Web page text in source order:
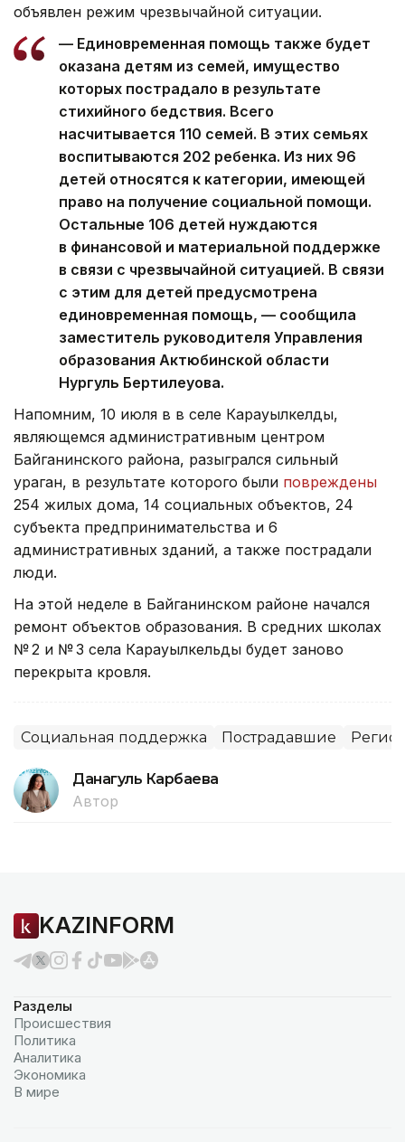
объявлен режим чрезвычайной ситуации.
— Единовременная помощь также будет
оказана детям из семей, имущество
которых пострадало в результате
стихийного бедствия. Всего
насчитывается 110 семей. В этих семьях
воспитываются 202 ребенка. Из них 96
детей относятся к категории, имеющей
право на получение социальной помощи.
Остальные 106 детей нуждаются
в финансовой и материальной поддержке
в связи с чрезвычайной ситуацией. В связи
с этим для детей предусмотрена
единовременная помощь, — сообщила
заместитель руководителя Управления
образования Актюбинской области
Нургуль Бертилеуова.
Напомним, 10 июля в в селе Карауылкелды,
являющемся административным центром
Байганинского района, разыгрался сильный
ураган, в результате которого были повреждены
254 жилых дома, 14 социальных объектов, 24
субъекта предпринимательства и 6
административных зданий, а также пострадали
люди.
На этой неделе в Байганинском районе начался
ремонт объектов образования. В средних школах
№ 2 и № 3 села Карауылкельды будет заново
перекрыта кровля.
Социальная поддержка Пострадавшие
Данагуль Карбаева
Автор
KAZINFORM
Разделы
Происшествия
Политика
Аналитика
Экономика
В мире